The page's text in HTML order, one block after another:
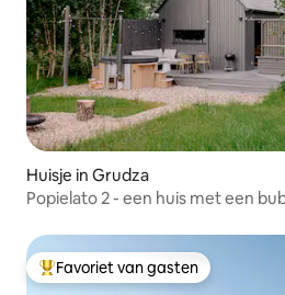
Huisje in Grudza
Popielato 2 - een huis met een
Topfavoriet van gasten
Favoriet van gasten